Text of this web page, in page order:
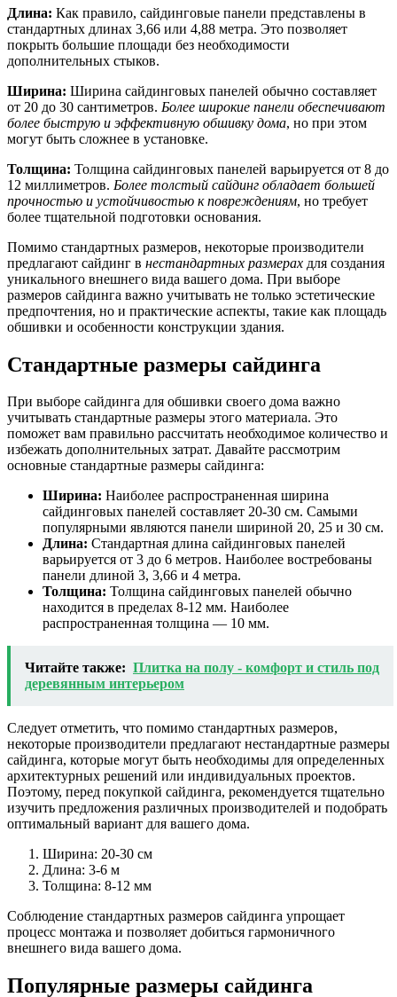
Длина: Как правило, сайдинговые панели представлены в
стандартных длинах 3,66 или 4,88 метра. Это позволяет
покрыть большие площади без необходимости
дополнительных стыков.
Ширина: Ширина сайдинговых панелей обычно составляет
от 20 до 30 сантиметров. Более широкие панели обеспечивают
более быструю и эффективную обшивку дома, но при этом
могут быть сложнее в установке.
Толщина: Толщина сайдинговых панелей варьируется от 8 до
12 миллиметров. Более толстый сайдинг обладает большей
прочностью и устойчивостью к повреждениям, но требует
более тщательной подготовки основания.
Помимо стандартных размеров, некоторые производители
предлагают сайдинг в нестандартных размерах для создания
уникального внешнего вида вашего дома. При выборе
размеров сайдинга важно учитывать не только эстетические
предпочтения, но и практические аспекты, такие как площадь
обшивки и особенности конструкции здания.
Стандартные размеры сайдинга
При выборе сайдинга для обшивки своего дома важно
учитывать стандартные размеры этого материала. Это
поможет вам правильно рассчитать необходимое количество и
избежать дополнительных затрат. Давайте рассмотрим
основные стандартные размеры сайдинга:
Ширина: Наиболее распространенная ширина
сайдинговых панелей составляет 20-30 см. Самыми
популярными являются панели шириной 20, 25 и 30 см.
Длина: Стандартная длина сайдинговых панелей
варьируется от 3 до 6 метров. Наиболее востребованы
панели длиной 3, 3,66 и 4 метра.
Толщина: Толщина сайдинговых панелей обычно
находится в пределах 8-12 мм. Наиболее
распространенная толщина — 10 мм.
Читайте также: Плитка на полу - комфорт и стиль под
деревянным интерьером
Следует отметить, что помимо стандартных размеров,
некоторые производители предлагают нестандартные размеры
сайдинга, которые могут быть необходимы для определенных
архитектурных решений или индивидуальных проектов.
Поэтому, перед покупкой сайдинга, рекомендуется тщательно
изучить предложения различных производителей и подобрать
оптимальный вариант для вашего дома.
Ширина: 20-30 см
Длина: 3-6 м
Толщина: 8-12 мм
Соблюдение стандартных размеров сайдинга упрощает
процесс монтажа и позволяет добиться гармоничного
внешнего вида вашего дома.
Популярные размеры сайдинга